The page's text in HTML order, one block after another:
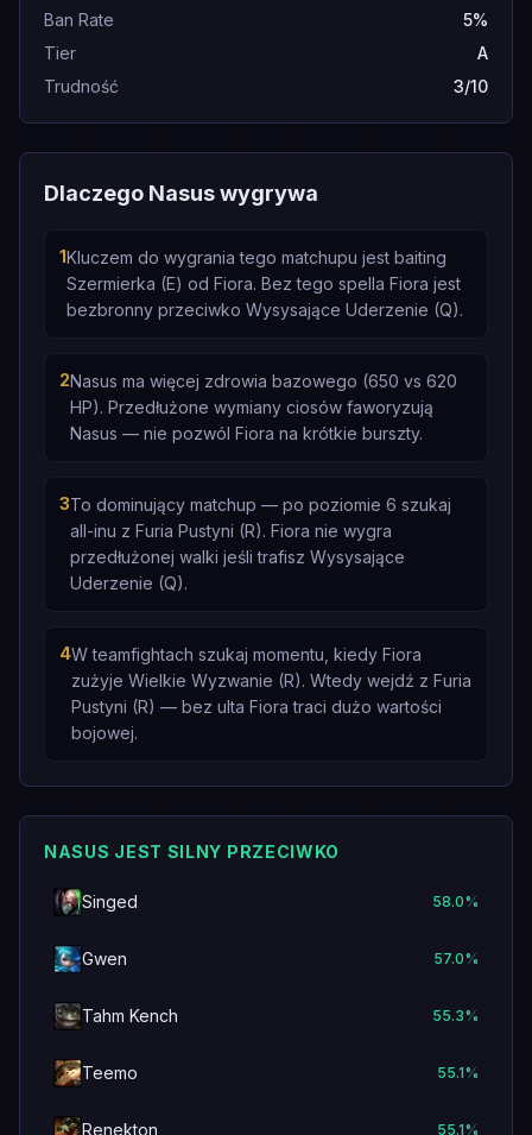
Ban Rate
5%
Tier
A
Trudność
3/10
Dlaczego Nasus wygrywa
1Kluczem do wygrania tego matchupu jest baiting
Szermierka (E) od Fiora. Bez tego spella Fiora jest
bezbronny przeciwko Wysysające Uderzenie (Q).
2Nasus ma więcej zdrowia bazowego (650 vs 620
HP). Przedłużone wymiany ciosów faworyzują
Nasus — nie pozwól Fiora na krótkie burszty.
3To dominujący matchup — po poziomie 6 szukaj
all-inu z Furia Pustyni (R). Fiora nie wygra
przedłużonej walki jeśli trafisz Wysysające
Uderzenie (Q).
4W teamfightach szukaj momentu, kiedy Fiora
zużyje Wielkie Wyzwanie (R). Wtedy wejdź z Furia
Pustyni (R) — bez ulta Fiora traci dużo wartości
bojowej.
NASUS JEST SILNY PRZECIWKO
Singed 58.0%
Gwen 57.0%
Tahm Kench 55.3%
Teemo 55.1%
Renekton 55.1%